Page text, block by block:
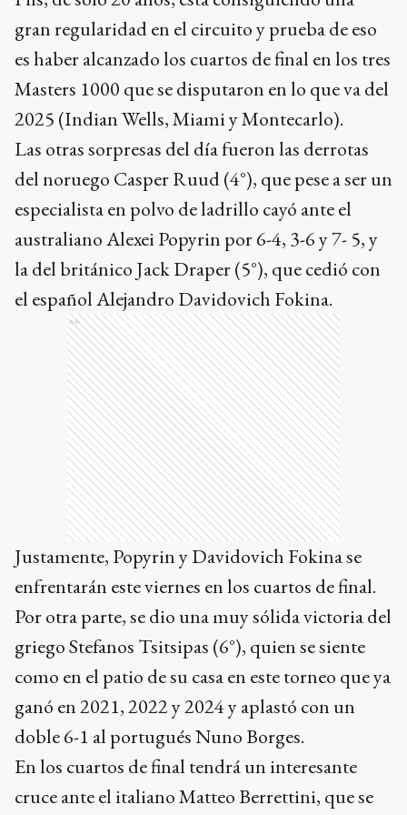
gran regularidad en el circuito y prueba de eso
es haber alcanzado los cuartos de final en los tres
Masters 1000 que se disputaron en lo que va del
2025 (Indian Wells, Miami y Montecarlo).
Las otras sorpresas del día fueron las derrotas
del noruego Casper Ruud (4°), que pese a ser un
especialista en polvo de ladrillo cayó ante el
australiano Alexei Popyrin por 6-4, 3-6 y 7- 5, y
la del británico Jack Draper (5°), que cedió con
el español Alejandro Davidovich Fokina.
Ads
Justamente, Popyrin y Davidovich Fokina se
enfrentarán este viernes en los cuartos de final.
Por otra parte, se dio una muy sólida victoria del
griego Stefanos Tsitsipas (6°), quien se siente
como en el patio de su casa en este torneo que ya
ganó en 2021, 2022 y 2024 y aplastó con un
doble 6-1 al portugués Nuno Borges.
En los cuartos de final tendrá un interesante
cruce ante el italiano Matteo Berrettini, que se